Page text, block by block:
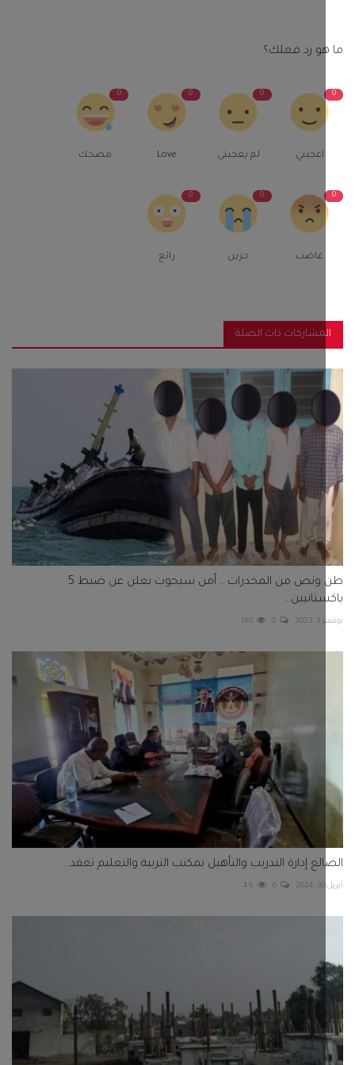
رد فعلك؟
لم يعجبنى مضحك
ذات الصلة
طن ونص من المخدرات .. أمن سيحوت يعلن عن ضبط 5
0
140
إدارة التدريب والتأهيل بمكتب التربية والتعليم تعقد...
0
49